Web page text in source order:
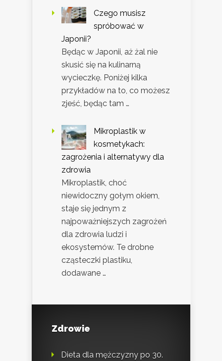
Czego musisz
spróbować w
Japonii?
Będąc w Japonii, aż żal nie
skusić się na kulinarną
wycieczkę. Poniżej kilka
przykładów na to, co możesz
zjeść, będąc tam …
Mikroplastik w
kosmetykach:
zagrożenia i alternatywy dla
zdrowia
Mikroplastik, choć
niewidoczny gołym okiem,
staje się jednym z
najpoważniejszych zagrożeń
dla zdrowia ludzi i
ekosystemów. Te drobne
cząsteczki plastiku,
dodawane …
Zdrowie
Dieta dla mężczyzny po 30.